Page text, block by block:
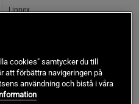
Linnex
cookies" samtycker du till
att förbättra navigeringen på
användning och bistå i våra